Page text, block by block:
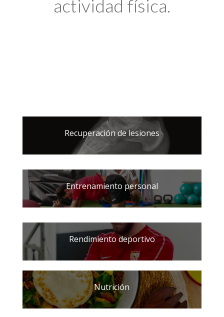
actividad física.
Recuperación de lesiones
Entrenamiento personal
Rendimiento deportivo
Nutrición